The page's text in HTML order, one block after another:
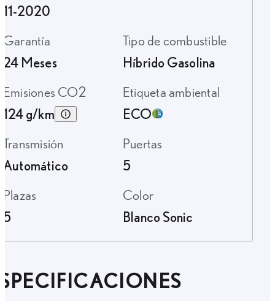
11-2020
Garantía
24 Meses
Tipo de combustible
Híbrido Gasolina
Emisiones CO2
124 g/km
Etiqueta ambiental
ECO
Transmisión
Automático
Puertas
5
Plazas
5
Color
Blanco Sonic